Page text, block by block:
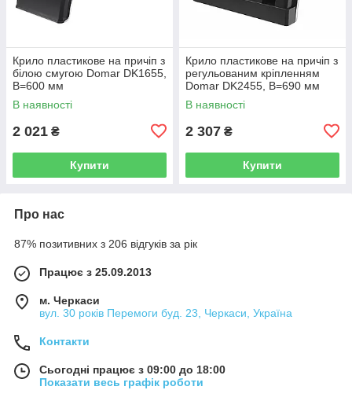
Крило пластикове на причіп з
білою смугою Domar DK1655,
В=600 мм
В наявності
2 021 ₴
Купити
Крило пластикове на причіп з
регульованим кріпленням
Domar DK2455, В=690 мм
В наявності
2 307 ₴
Купити
Про нас
87% позитивних з 206 відгуків за рік
Працює з 25.09.2013
м. Черкаси
вул. 30 років Перемоги буд. 23, Черкаси, Україна
Контакти
Сьогодні працює з 09:00 до 18:00
Показати весь графік роботи